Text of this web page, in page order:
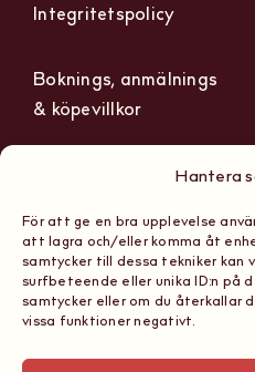
Hantera
För att ge en bra upplevelse
att lagra och/eller komma åt
samtycker till dessa tekniker kan
surfbeteende eller unika ID:n på
samtycker eller om du återkallar
vissa funktioner negativt.
Integritetspolicy
Boknings, anmälnings
& köpevillkor
The Wine Hub
Scandinavian School of
Sommeliers AB
Sibyllegatan 15, 11442